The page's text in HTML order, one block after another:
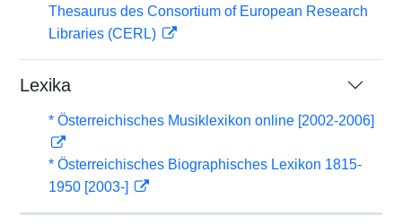
Thesaurus des Consortium of European Research
Libraries (CERL)
Lexika
* Österreichisches Musiklexikon online [2002-2006]
* Österreichisches Biographisches Lexikon 1815-
1950 [2003-]